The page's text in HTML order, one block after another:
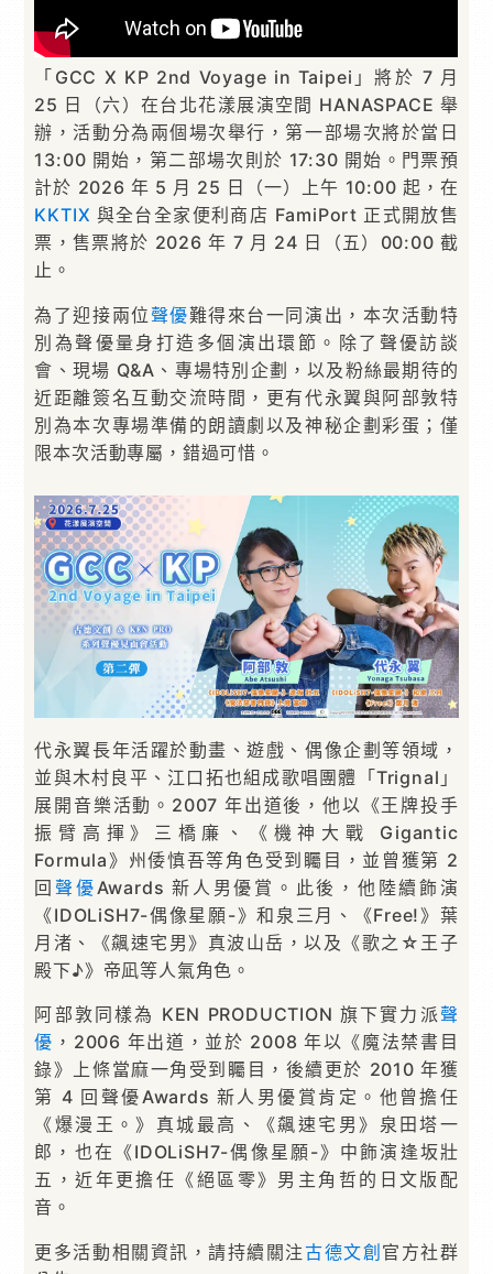
「GCC X KP 2nd Voyage in Taipei」將於 7 月
25 日（六）在台北花漾展演空間 HANASPACE 舉
辦，活動分為兩個場次舉行，第一部場次將於當日
13:00 開始，第二部場次則於 17:30 開始。門票預
計於 2026 年 5 月 25 日（一）上午 10:00 起，在
KKTIX 與全台全家便利商店 FamiPort 正式開放售
票，售票將於 2026 年 7 月 24 日（五）00:00 截
止。
為了迎接兩位聲優難得來台一同演出，本次活動特
別為聲優量身打造多個演出環節。除了聲優訪談
會、現場 Q&A、專場特別企劃，以及粉絲最期待的
近距離簽名互動交流時間，更有代永翼與阿部敦特
別為本次專場準備的朗讀劇以及神秘企劃彩蛋；僅
限本次活動專屬，錯過可惜。
代永翼長年活躍於動畫、遊戲、偶像企劃等領域，
並與木村良平、江口拓也組成歌唱團體「Trignal」
展開音樂活動。2007 年出道後，他以《王牌投手
振臂高揮》三橋廉、《機神大戰 Gigantic
Formula》州倭慎吾等角色受到矚目，並曾獲第 2
回聲優 Awards 新人男優賞。此後，他陸續飾演
《IDOLiSH7-偶像星願-》和泉三月、《Free!》葉
月渚、《飆速宅男》真波山岳，以及《歌之☆王子
殿下♪》帝凪等人氣角色。
阿部敦同樣為 KEN PRODUCTION 旗下實力派聲
優 ，2006 年出道，並於 2008 年以《魔法禁書目
錄》上條當麻一角受到矚目，後續更於 2010 年獲
第 4 回聲優Awards 新人男優賞肯定。他曾擔任
《爆漫王。》真城最高、《飆速宅男》泉田塔一
郎，也在《IDOLiSH7-偶像星願-》中飾演逢坂壯
五，近年更擔任《絕區零》男主角哲的日文版配
音。
更多活動相關資訊，請持續關注古德文創 官方社群